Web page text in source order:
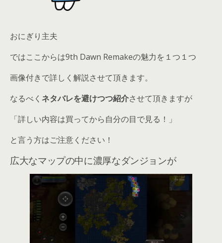
おにぎり主夫
ではここからは9th Dawn Remakeの魅力を１つ１つ
画像付きで詳しく解説させて頂きます。
なるべく ネタバレを避けつつ紹介させて頂きますが
「詳しい内容は買ってから自分の目で見る！」
と言う方はご注意ください！
広大なマップの中に濃厚なダンジョンが